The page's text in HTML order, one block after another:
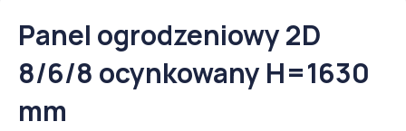
Panel ogrodzeniowy 2D
8/6/8 ocynkowany H=1630
mm